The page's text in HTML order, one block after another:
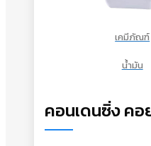
เคมีภัณฑ์
น้ำมัน
คอนเดนซิ่ง คอ